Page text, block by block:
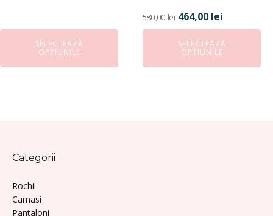
SELECTEAZĂ
OPȚIUNILE
580,00lei Prețul
inițial
a
464,00 lei
curent
este:
SELECTEAZĂ
OPȚIUNILE
Categorii
Rochii
Camasi
Pantaloni